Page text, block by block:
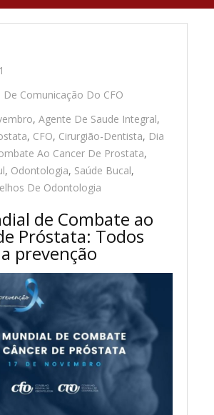
De Comunicação Do CFO
,Agente De Saude Integral,
, CFO, Cirurgião-Dentista, Dia
Ao Cancer De Prostata,
, Odontologia, Saúde Bucal,
De Odontologia
de Combate ao
Próstata: Todos
prevenção